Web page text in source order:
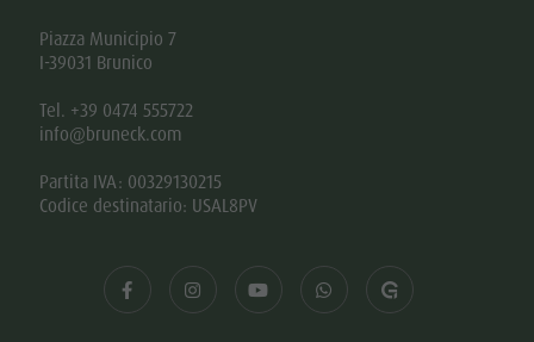
Piazza Municipio 7
I-39031 Brunico
Tel. +39 0474 555722
info@bruneck.com
Partita IVA: 00329130215
Codice destinatario: USAL8PV